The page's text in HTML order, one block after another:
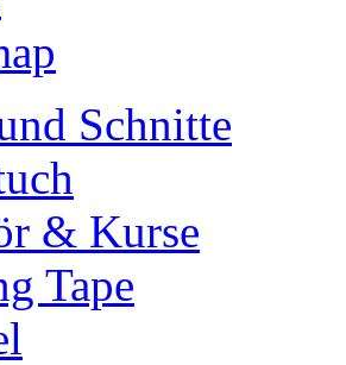
Schnitte
& Kurse
Tape